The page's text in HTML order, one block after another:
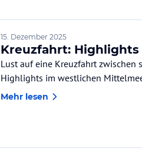
15. Dezember 2025
Kreuzfahrt:
Lust auf eine Kreuzfahrt zwischen
Highlights im westlichen
Mehr lesen